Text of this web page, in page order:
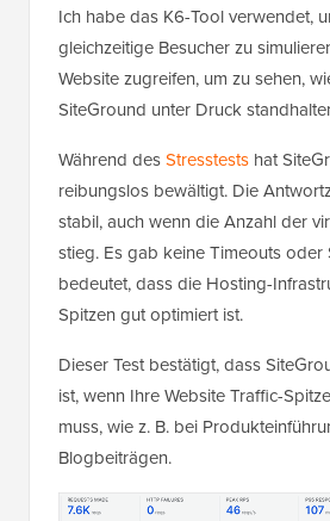
Ich habe das K6-Tool verwendet,
gleichzeitige Besucher zu
Website zugreifen, um zu sehen,
SiteGround unter Druck
Während desStresstests hat
reibungslos bewältigt. Die
stabil, auch wenn die Anzahl der
stieg. Es gab keine Timeouts oder
bedeutet, dass die Hosting-
Spitzen gut optimiert ist.
Dieser Test bestätigt, dass
ist, wenn Ihre Website Traffic-
muss, wie z. B. bei
Blogbeiträgen.